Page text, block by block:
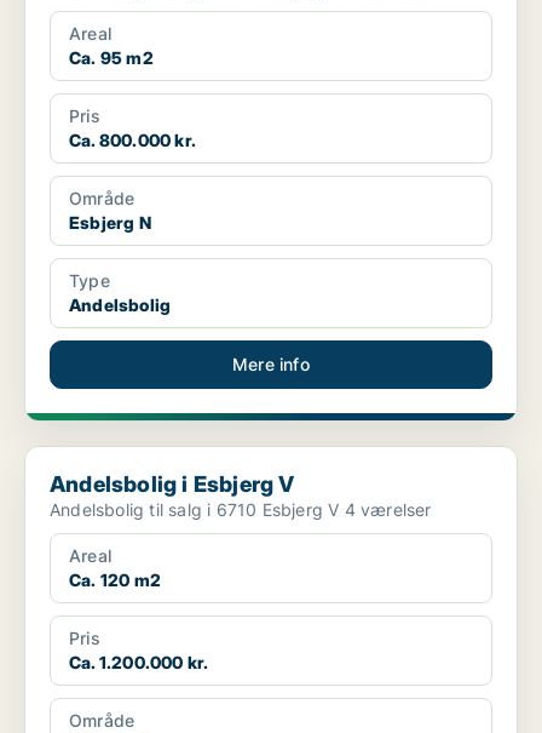
Areal
Ca. 95 m2
Pris
Ca. 800.000 kr.
Område
Esbjerg N
Type
Andelsbolig
Mere info
Andelsbolig i Esbjerg V
Andelsbolig i Esbjerg V
Andelsbolig til salg i 6710 Esbjerg V 4 værelser
Areal
Ca. 120 m2
Pris
Ca. 1.200.000 kr.
Område